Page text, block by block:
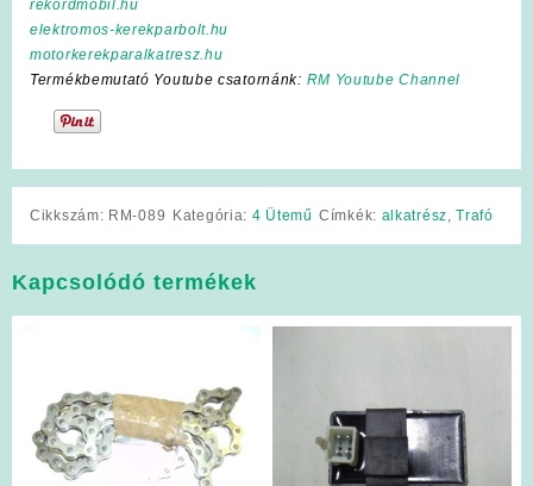
rekordmobil.hu
elektromos-kerekparbolt.hu
motorkerekparalkatresz.hu
Termékbemutató Youtube csatornánk: RM Youtube Channel
Cikkszám: RM-089 Kategória: 4 Ütemű Címkék: alkatrész,Trafó
Kapcsolódó termékek